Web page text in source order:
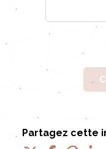
Partagez cette